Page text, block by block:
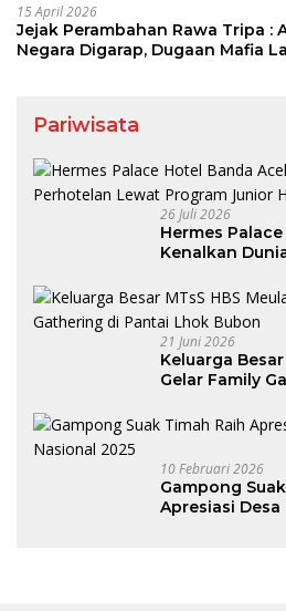
15 April 2026
Jejak Perambahan Rawa Tripa :
Negara Digarap, Dugaan Mafia
Pariwisata
26 Juli 2026
Hermes
Kenalkan
21 Juni 2026
Keluarga
Gelar Family
10 Februari 2026
Gampong
Apresiasi